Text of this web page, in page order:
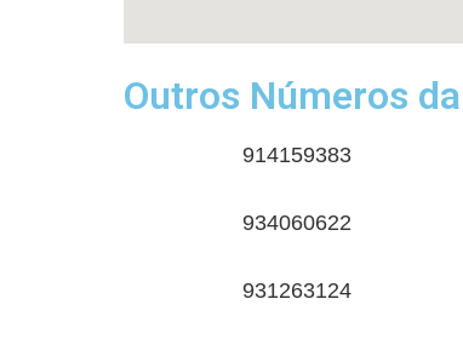
Outros Números
914159383
934060622
931263124